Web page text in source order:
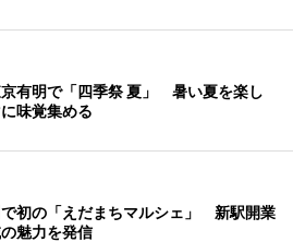
有明で「四季祭 夏」 暑い夏を楽し
味覚集める
初の「えだまちマルシェ」 新駅開業
魅力を発信